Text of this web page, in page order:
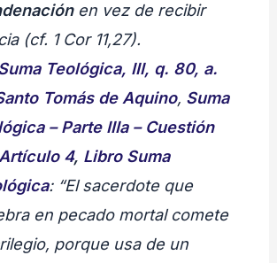
en vez de recibir
(cf. 1 Cor 11,27).
Teológica, III, q. 80, a.
Tomás de Aquino, Suma
– Parte IIIa – Cuestión
4, Libro Suma
: “El sacerdote que
en pecado mortal comete
porque usa de un